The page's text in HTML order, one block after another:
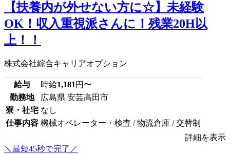
【扶養内が外せない方に☆】未経験
OK！収入重視派さんに！残業20H以
上！！
株式会社綜合キャリアオプション
給与 時給1,181 円〜
勤務地
広島県 安芸高田市
寮・社宅 なし
仕事内容 機械オペレーター・検査 / 物流倉庫 / 交替制
詳細を表示
＼最短45秒で完了／